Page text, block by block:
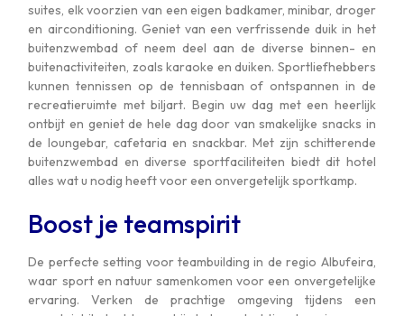
suites, elk voorzien van een eigen badkamer, minibar, droger
en airconditioning. Geniet van een verfrissende duik in het
buitenzwembad of neem deel aan de diverse binnen- en
buitenactiviteiten, zoals karaoke en duiken. Sportliefhebbers
kunnen tennissen op de tennisbaan of ontspannen in de
recreatieruimte met biljart. Begin uw dag met een heerlijk
ontbijt en geniet de hele dag door van smakelijke snacks in
de loungebar, cafetaria en snackbar. Met zijn schitterende
buitenzwembad en diverse sportfaciliteiten biedt dit hotel
alles wat u nodig heeft voor een onvergetelijk sportkamp.
Boost je teamspirit
De perfecte setting voor teambuilding in de regio Albufeira,
waar sport en natuur samenkomen voor een onvergetelijke
ervaring. Verken de prachtige omgeving tijdens een